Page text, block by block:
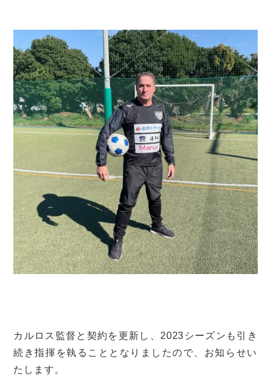
カルロス監督と契約を更新し、 2023シーズンも引き
続き指揮を執ることとなりましたので、 お知らせい
たします。